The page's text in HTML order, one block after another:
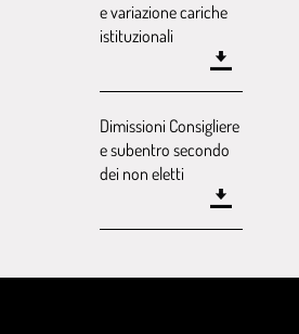
e variazione cariche
istituzionali
Dimissioni Consigliere
e subentro secondo
dei non eletti